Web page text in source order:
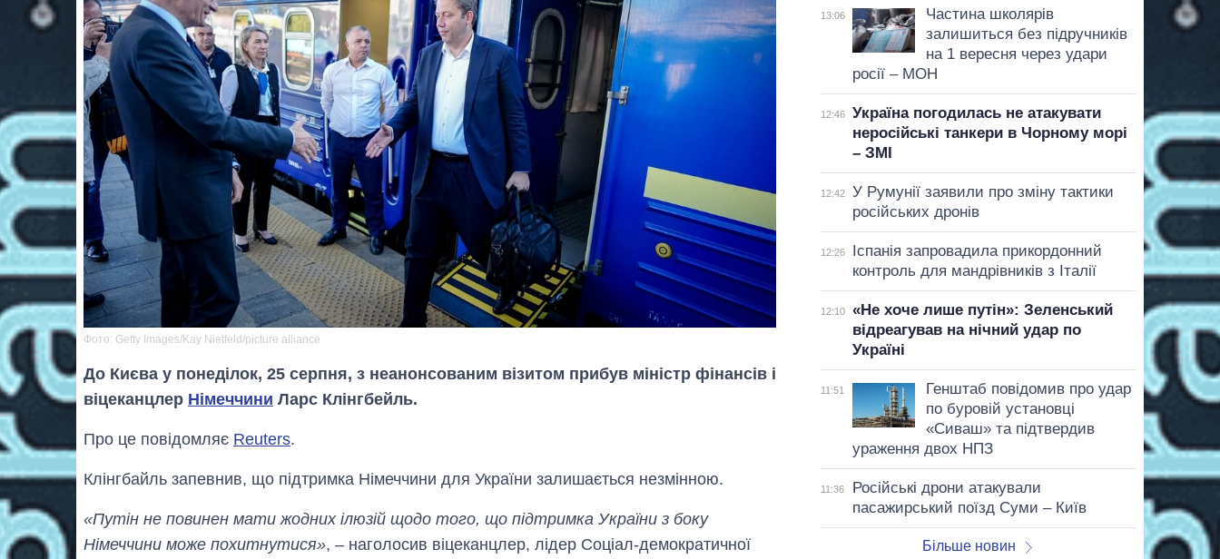
Фото: Getty Images/Kay Nietfeld/picture alliance
До Києва у понеділок, 25 серпня, з неанонсованим візитом прибув міністр фінансів і
віцеканцлер Німеччини Ларс Клінгбейль.
Про це повідомляє Reuters.
Клiнгбайль запевнив, що підтримка Німеччини для України залишається незмінною.
«Путін не повинен мати жодних ілюзій щодо того, що підтримка України з боку
Німеччини може похитнутися», – наголосив вiцеканцлер, лідер Соціал-демократичної
13:06
Частина школярів
залишиться без підручників
на 1 вересня через удари
росії – МОН
12:46
Україна погодилась не атакувати
неросійські танкери в Чорному морі
– ЗМІ
12:42
У Румунії заявили про зміну тактики
російських дронів
12:26
Іспанія запровадила прикордонний
контроль для мандрівників з Італії
12:10
«Не хоче лише путін»: Зеленський
відреагував на нічний удар по
Україні
11:51
Генштаб повідомив про удар
по буровій установці
«Сиваш» та підтвердив
ураження двох НПЗ
11:36
Російські дрони атакували
пасажирський поїзд Суми – Київ
Більше новин